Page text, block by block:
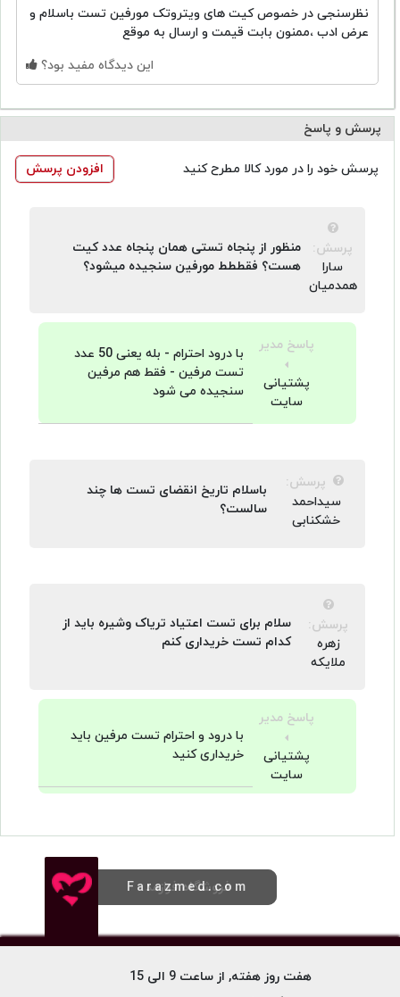
نظرسنجی در خصوص کیت های ویتروتک مورفین تست باسلام و
عرض ادب ،ممنون بابت قیمت و ارسال به موقع
این دیدگاه مفید بود؟
پرسش و پاسخ
پرسش خود را در مورد کالا مطرح کنید افزودن پرسش
پرسش:
سارا
همدمیان
منظور از پنجاه تستی همان پنجاه عدد کیت
هست؟ فقططط مورفین سنجیده میشود؟
پاسخ مدیر
پشتیانی
سایت
با درود احترام - بله یعنی 50 عدد
تست مرفین - فقط هم مرفین
سنجیده می شود
پرسش:
سیداحمد
خشکنابی
باسلام تاریخ انقضای تست ها چند
سالست؟
پرسش:
زهره
ملایکه
سلام برای تست اعتیاد تریاک وشیره باید از
کدام تست خریداری کنم
پاسخ مدیر
پشتیانی
سایت
با درود و احترام تست مرفین باید
خریداری کنید
فروشگاه فرازمد
Farazmed.com
هفت روز هفته, از ساعت 9 الی 15